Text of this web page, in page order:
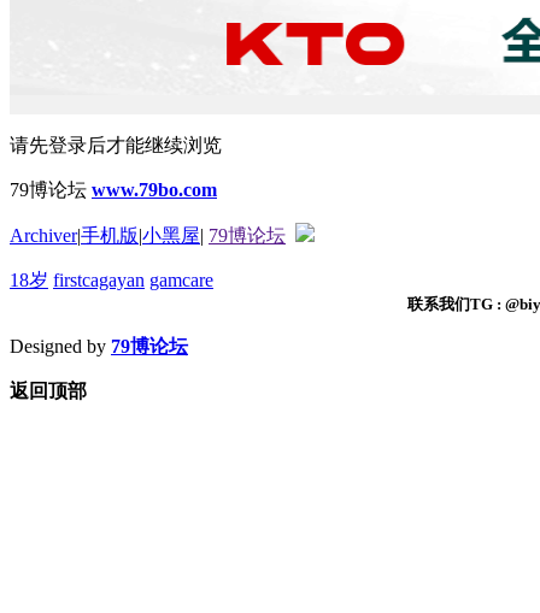
请先登录后才能继续浏览
79博论坛 www.79bo.com
Archiver|手机版|小黑屋| 79博论坛
18岁 firstcagayan gamcare
联系我们TG :
Designed by 79博论坛
返回顶部